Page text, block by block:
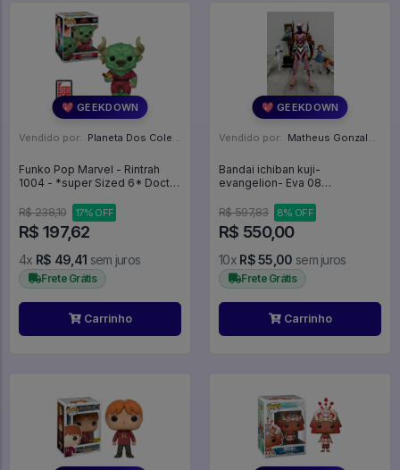
💖 GEEKDOWN
Vendido por: Planeta Dos Colecionaveis - SP
Funko Pop Marvel - Rintrah
1004 - *super Sized 6* Doctor
R$ 238,10 17% OFF
R$ 197,62
4x R$ 49,41 sem juros
Frete Grátis
Carrinho
💖 GEEKDOWN
Vendido por: Matheus Gonzalez Tendulini - SP
Bandai ichiban kuji-
evangelion- Eva 08
Genesis Evangelion
R$ 597,83 8% OFF
R$ 550,00
10x R$ 55,00 sem juros
Frete Grátis
Carrinho